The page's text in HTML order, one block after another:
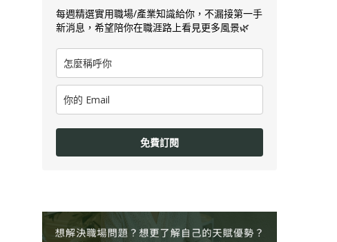
每週精選實用職場/產業知識給你，不漏接第一手
新消息，希望陪你在職涯路上看見更多風景🌿
免費訂閱